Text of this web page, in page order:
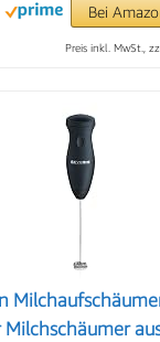
Bei
Preis inkl. MwSt.,